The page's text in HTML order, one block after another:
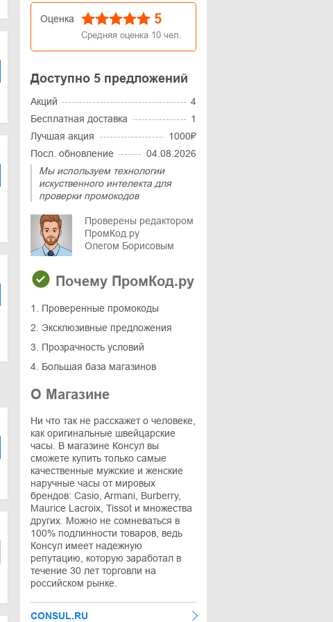
Оценка 5
Средняя оценка 10 чел.
Доступно 5 предложений
Акций
4
Бесплатная доставка
1
Лучшая акция
1000₽
Посл. обновление
04.08.2026
Мы используем технологии
искуственного интелекта для
проверки промокодов
Проверены редактором
ПромКод.ру
Олегом Борисовым
Почему ПромКод.ру
1. Проверенные промокоды
2. Эксклюзивные предложения
3. Прозрачность условий
4. Большая база магазинов
О Магазине
Ни что так не расскажет о человеке,
как оригинальные швейцарские
часы. В магазине Консул вы
сможете купить только самые
качественные мужские и женские
наручные часы от мировых
брендов: Casio, Armani, Burberry,
Maurice Lacroix, Tissot и множества
других. Можно не сомневаться в
100% подлинности товаров, ведь
Консул имеет надежную
репутацию, которую заработал в
течение 30 лет торговли на
российском рынке.
CONSUL.RU